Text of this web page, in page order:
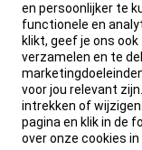
en persoonlijker te
functionele en
klikt, geef je ons
verzamelen en te
voor jou relevant
intrekken of
pagina en klik in de
over onze cookies in